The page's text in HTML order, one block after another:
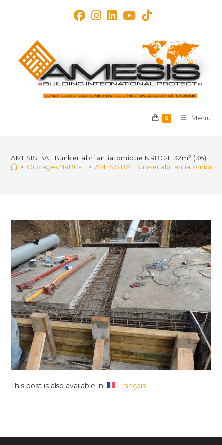
0 Menu
AMESIS BAT Bunker abri antiatomique NRBC-E 32m² (36)
> Ouvrages NRBC-E > AMESIS BAT Bunker abri antiatomique
This post is also available in: Français